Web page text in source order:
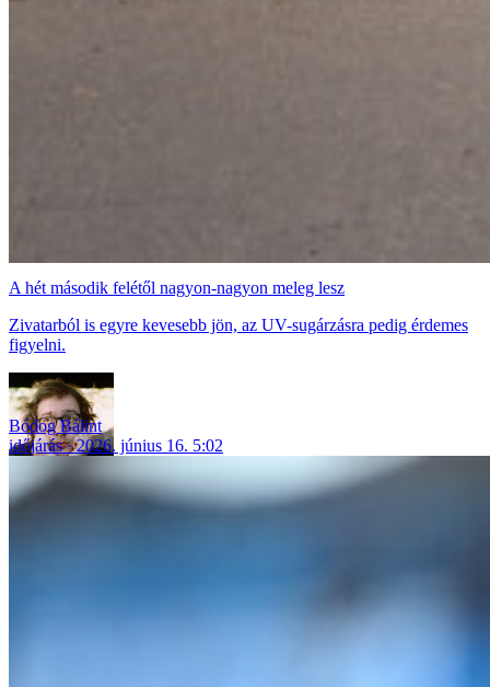
A hét második felétől nagyon-nagyon meleg lesz
Zivatarból is egyre kevesebb jön, az UV-sugárzásra pedig érdemes
figyelni.
Bódog Bálint
időjárás
2026. június 16. 5:02